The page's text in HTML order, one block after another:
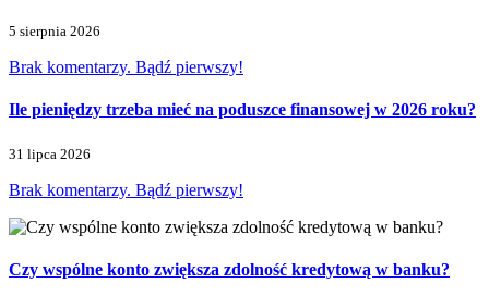
5 sierpnia 2026
Brak komentarzy. Bądź pierwszy!
Ile pieniędzy trzeba mieć na poduszce finansowej w 2026 roku?
31 lipca 2026
Brak komentarzy. Bądź pierwszy!
Czy wspólne konto zwiększa zdolność kredytową w banku?